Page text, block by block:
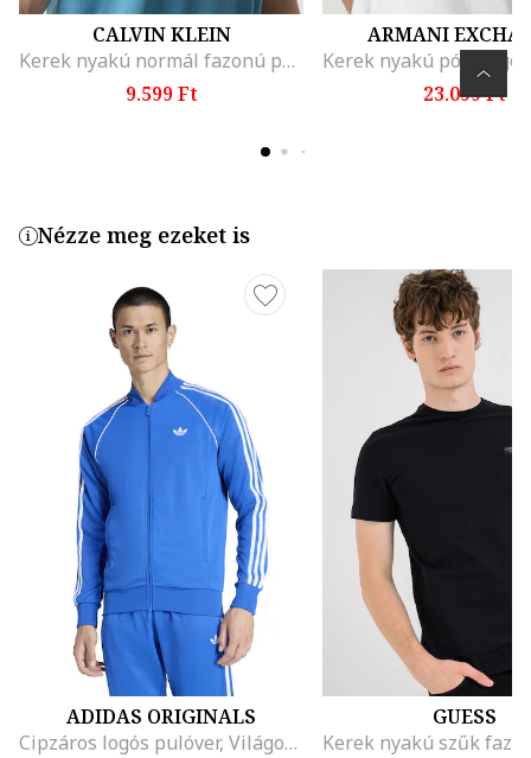
CALVIN KLEIN
Kerek nyakú normál fazonú póló, Világoskék
9.599 Ft
ARMANI
23.099 Ft
Nézze meg ezeket is
ADIDAS ORIGINALS
Cipzáros logós pulóver, Világoskék
GUESS